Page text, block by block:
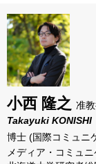
小西 隆之 准
Takayuki KONISHI
博士 (国際コミュニ
メディア・コミュ